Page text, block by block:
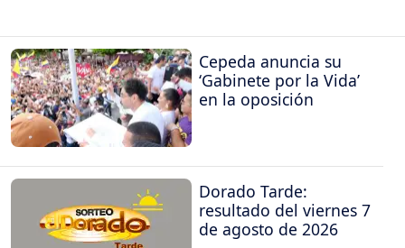
Cepeda anuncia su
‘Gabinete por la Vida’
en la oposición
Dorado Tarde:
resultado del viernes 7
de agosto de 2026